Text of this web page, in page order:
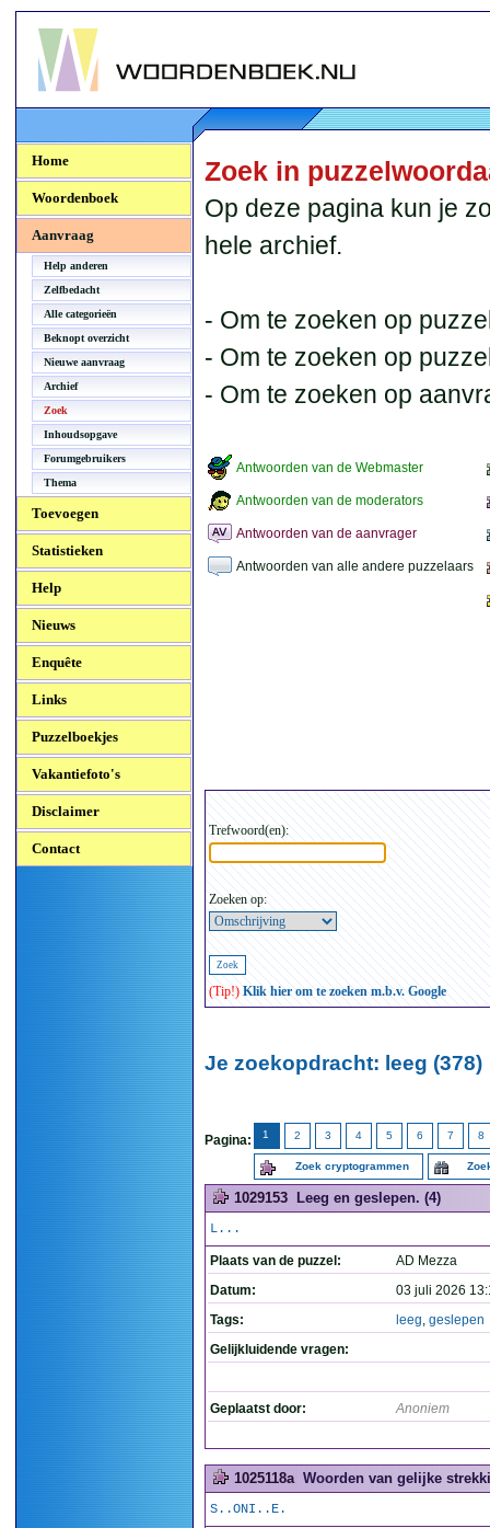
Woordenboek.NU
Home
Woordenboek
Aanvraag
Help anderen
Zelfbedacht
Alle categorieën
Beknopt overzicht
Nieuwe aanvraag
Archief
Zoek
Inhoudsopgave
Forumgebruikers
Thema
Toevoegen
Statistieken
Help
Nieuws
Enquête
Links
Puzzelboekjes
Vakantiefoto's
Disclaimer
Contact
Zoek in
Op deze pagina kun je
hele archief.
- Om te zoeken op
- Om te zoeken op
- Om te zoeken op
Antwoorden van de Webmaster
Antwoorden van de moderators
Antwoorden van de aanvrager
Antwoorden van alle andere puzzelaars
Trefwoord(en):
Zoeken op:
(Tip!) Klik hier om te zoeken m.b.v. Google
Je zoekopdracht: leeg (378)
Pagina: 1 2 3 4 5 6 7 8
Zoek cryptogrammen
1029153 Leeg en geslepen. (4)
L...
Plaats van de puzzel:
AD Mezza
Datum:
03 juli 2026
Tags:
leeg, geslepen
Gelijkluidende vragen:
Geplaatst door: Anoniem
1025118a Woorden van gelijke
S..ONI..E.